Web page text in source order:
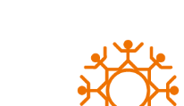
navigation